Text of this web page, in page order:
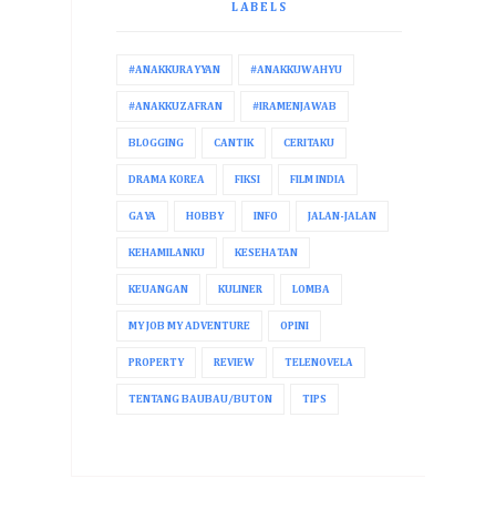
LABELS
#ANAKKURAYYAN #ANAKKUWAHYU
#ANAKKUZAFRAN #IRAMENJAWAB
BLOGGING CANTIK CERITAKU
DRAMA KOREA FIKSI FILM INDIA
GAYA HOBBY INFO JALAN-JALAN
KEHAMILANKU KESEHATAN
KEUANGAN KULINER LOMBA
MY JOB MY ADVENTURE OPINI
PROPERTY REVIEW TELENOVELA
TENTANG BAUBAU/BUTON TIPS